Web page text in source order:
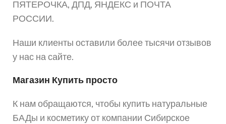
ПЯТЕРОЧКА, ДПД, ЯНДЕКС и ПОЧТА
РОССИИ.
Наши клиенты оставили более тысячи отзывов
у нас на сайте.
Магазин Купить просто
К нам обращаются, чтобы купить натуральные
БАДы и косметику от компании Сибирское